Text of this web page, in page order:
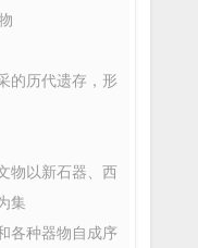
的历代遗存，形
物以新石器、西
集
各种器物自成序